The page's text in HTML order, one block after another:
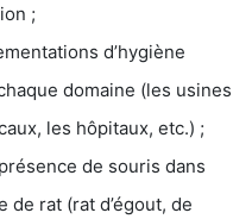
;
d’hygiène
domaine (les usines
les hôpitaux, etc.) ;
de souris dans
rat (rat d’égout, de